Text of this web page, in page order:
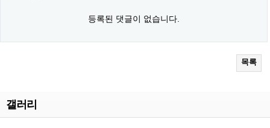
등록된 댓글이 없습니다.
목록
갤러리